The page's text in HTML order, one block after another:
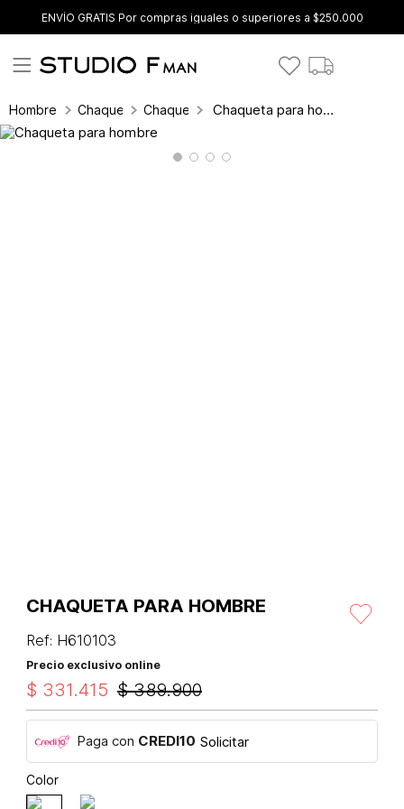
ENVÍO GRATIS Por compras iguales o superiores a $250.000
Hombre Chaquetas Chaquetas Chaqueta para hombre
CHAQUETA PARA HOMBRE
Ref: H610103
Precio exclusivo online
$ 389.900
$ 331.415
Paga con CREDI10 Solicitar
Color